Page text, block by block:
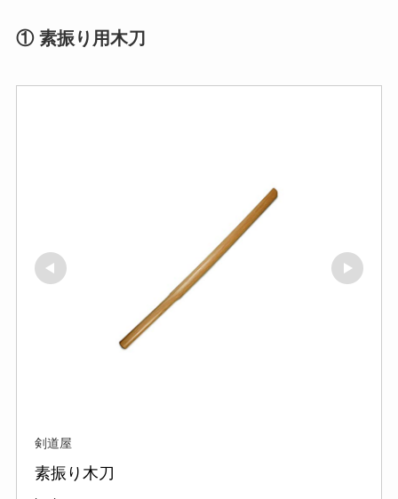
① 素振り用木刀
剣道屋
素振り木刀